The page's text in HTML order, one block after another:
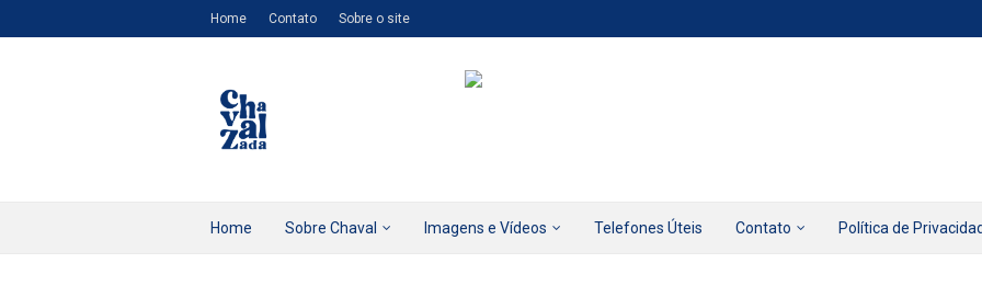
Home Contato Sobre o site
Home Sobre Chaval Imagens e Vídeos Telefones Úteis Contato Política de